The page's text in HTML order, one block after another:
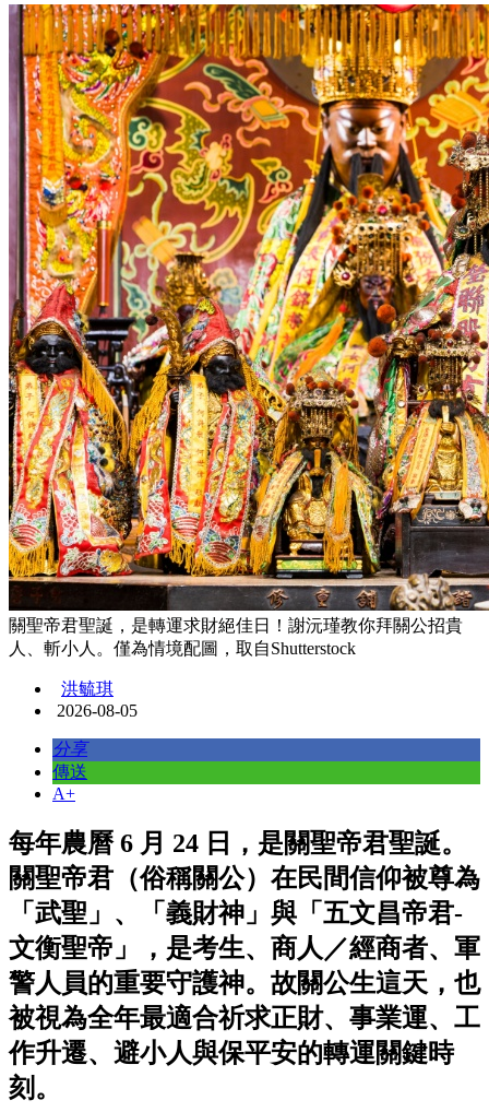
關聖帝君聖誕，是轉運求財絕佳日！謝沅瑾教你拜關公招貴
人、斬小人。僅為情境配圖，取自Shutterstock
洪毓琪
2026-08-05
分享
傳送
A+
每年農曆 6 月 24 日，是關聖帝君聖誕。
關聖帝君（俗稱關公）在民間信仰被尊為
「武聖」、「義財神」與「五文昌帝君-
文衡聖帝」，是考生、商人／經商者、軍
警人員的重要守護神。故關公生這天，也
被視為全年最適合祈求正財、事業運、工
作升遷、避小人與保平安的轉運關鍵時
刻。